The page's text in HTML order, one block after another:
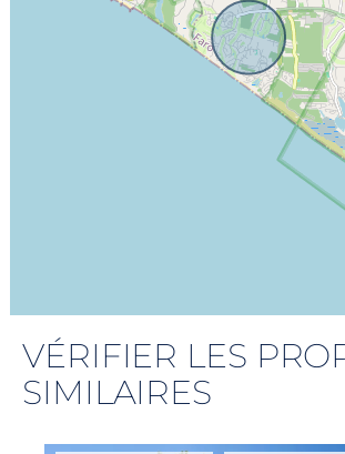
VÉRIFIER LES
SIMILAIRES